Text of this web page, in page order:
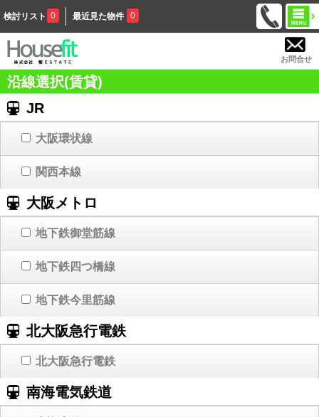
検討リスト 0 最近見た物件 0
お問合せ
沿線選択(賃貸)
JR
大阪環状線
関西本線
大阪メトロ
地下鉄御堂筋線
地下鉄四つ橋線
地下鉄今里筋線
北大阪急行電鉄
北大阪急行電鉄
南海電気鉄道